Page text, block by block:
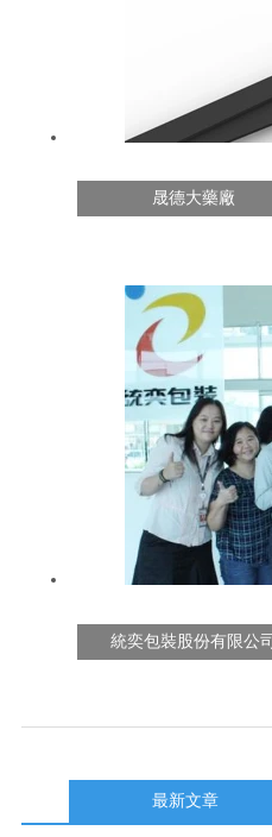
晟德大藥廠
統奕包裝股份有限公司
最新文章